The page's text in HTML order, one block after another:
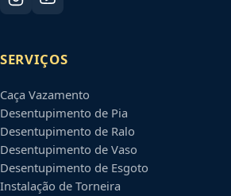
SERVIÇOS
Caça Vazamento
Desentupimento de Pia
Desentupimento de Ralo
Desentupimento de Vaso
Desentupimento de Esgoto
Instalação de Torneira